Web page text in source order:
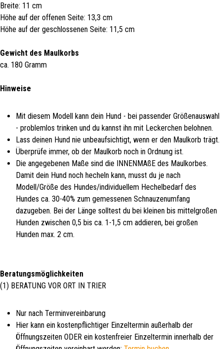
Breite: 11 cm
Höhe auf der offenen Seite: 13,3 cm
Höhe auf der geschlossenen Seite: 11,5 cm
Gewicht des Maulkorbs
ca. 180 Gramm
Hinweise
Mit diesem Modell kann dein Hund - bei passender Größenauswahl
- problemlos trinken und du kannst ihn mit Leckerchen belohnen.
Lass deinen Hund nie unbeaufsichtigt, wenn er den Maulkorb trägt.
Überprüfe immer, ob der Maulkorb noch in Ordnung ist.
Die angegebenen Maße sind die INNENMAßE des Maulkorbes.
Damit dein Hund noch hecheln kann, musst du je nach
Modell/Größe des Hundes/individuellem Hechelbedarf des
Hundes ca. 30-40% zum gemessenen Schnauzenumfang
dazugeben. Bei der Länge solltest du bei kleinen bis mittelgroßen
Hunden zwischen 0,5 bis ca. 1-1,5 cm addieren, bei großen
Hunden max. 2 cm.
Beratungsmöglichkeiten
(1) BERATUNG VOR ORT IN TRIER
Nur nach Terminvereinbarung
Hier kann ein kostenpflichtiger Einzeltermin außerhalb der
Öffnungszeiten ODER ein kostenfreier Einzeltermin innerhalb der